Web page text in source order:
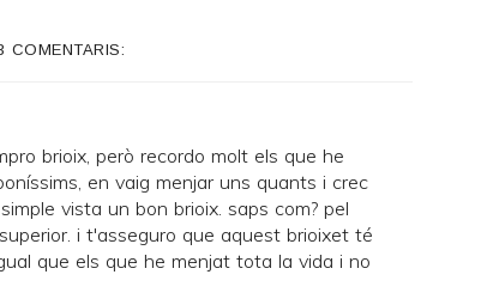
COMENTARIS:
brioix, però recordo molt els que he
en vaig menjar uns quants i crec
vista un bon brioix. saps com? pel
i t'asseguro que aquest brioixet té
que els que he menjat tota la vida i no